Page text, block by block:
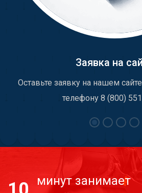
Заявка на
Оставьте заявку на нашем
телефону 8 (800)
минут занимает